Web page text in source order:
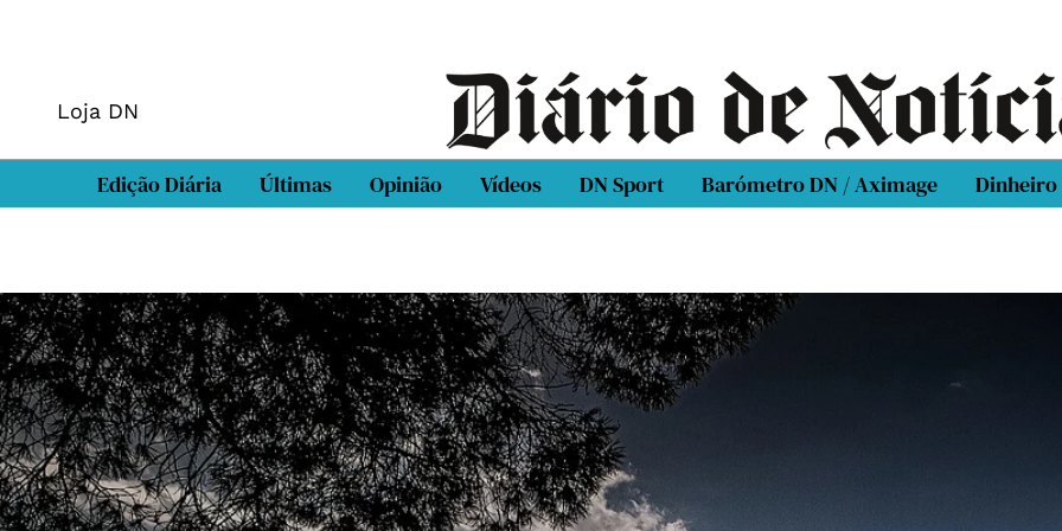
Loja DN
Edição Diária Últimas Opinião Vídeos DN Sport Barómetro DN / Aximage Dinheiro